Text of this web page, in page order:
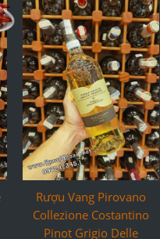
Rượu Vang Pirovano
Collezione Costantino
Pinot Grigio Delle